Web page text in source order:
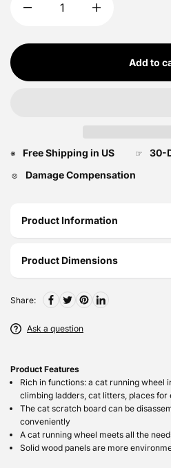
Add to
※ Free Shipping in US ☞ 30-
☺ Damage Compensation
Product Information
Product Dimensions
Share:
Ask a question
Product Features
Rich in functions: a cat running wheel
climbing ladders, cat litters, places for
The cat scratch board can be
conveniently
A cat running wheel meets all the
Solid wood panels are more